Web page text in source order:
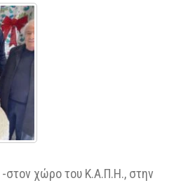
-στον χώρο του Κ.Α.Π.Η., στην